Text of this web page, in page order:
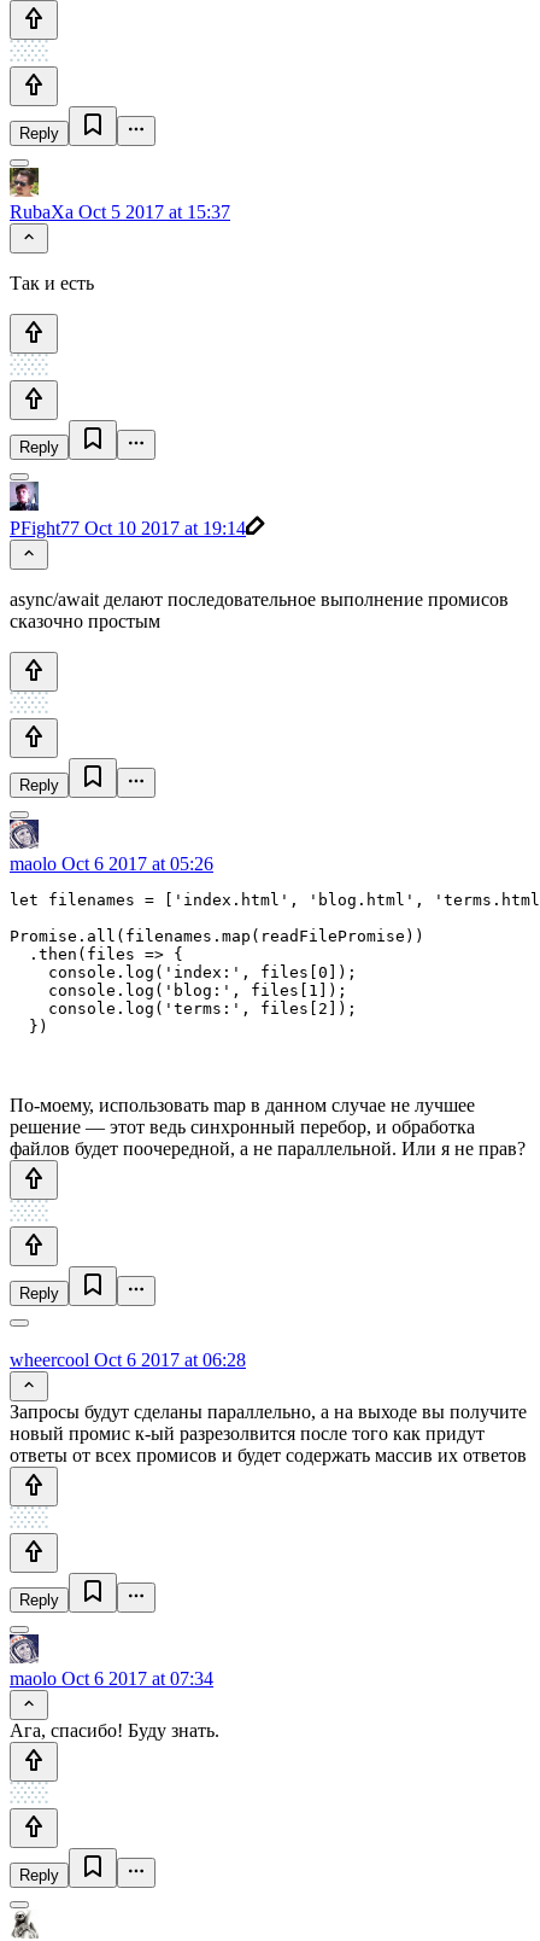
Reply
RubaXa Oct 5 2017 at 15:37
Так и есть
Reply
PFight77 Oct 10 2017 at 19:14
async/await делают последовательное выполнение промисов
сказочно простым
Reply
maolo Oct 6 2017 at 05:26
let filenames = ['index.html', 'blog.html',
Promise.all(filenames.map(readFilePromise))
  .then(files => {
    console.log('index:', files[0]);
    console.log('blog:', files[1]);
    console.log('terms:', files[2]);
  })
По-моему, использовать map в данном случае не лучшее
решение — этот ведь синхронный перебор, и обработка
файлов будет поочередной, а не параллельной. Или я не прав?
Reply
wheercool Oct 6 2017 at 06:28
Запросы будут сделаны параллельно, а на выходе вы получите
новый промис к-ый разрезолвится после того как придут
ответы от всех промисов и будет содержать массив их ответов
Reply
maolo Oct 6 2017 at 07:34
Ага, спасибо! Буду знать.
Reply